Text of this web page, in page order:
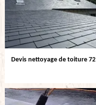
Devis nettoyage de toiture 72